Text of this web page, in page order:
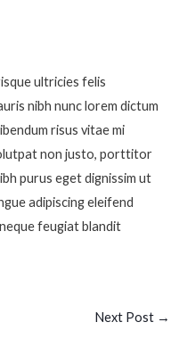
ultricies felis
nibh nunc lorem dictum
risus vitae mi
non justo, porttitor
purus eget dignissim ut
adipiscing eleifend
feugiat blandit
Next Post →